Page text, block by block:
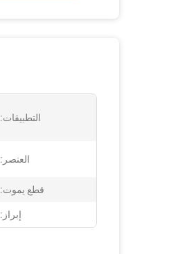
التطبيقات:
العنصر:
قطع يموت:
إبراز: